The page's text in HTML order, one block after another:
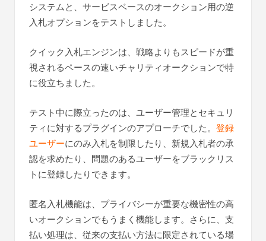
システムと、サービスベースのオークション用の逆
入札オプションをテストしました。
クイック入札エンジンは、戦略よりもスピードが重
視されるペースの速いチャリティオークションで特
に役立ちました。
テスト中に際立ったのは、ユーザー管理とセキュリ
ティに対するプラグインのアプローチでした。 登録
ユーザーにのみ入札を制限したり、新規入札者の承
認を求めたり、問題のあるユーザーをブラックリス
トに登録したりできます。
匿名入札機能は、プライバシーが重要な機密性の高
いオークションでもうまく機能します。さらに、支
払い処理は、従来の支払い方法に限定されている場